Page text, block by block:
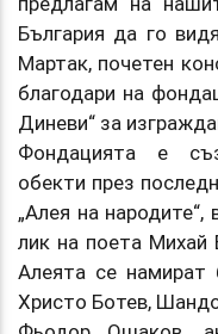
България да го
Мартак, почетен
благодари на
Диневи“ за
Фондацията е
обекти през
„Алея на
лик на поета
Алеята се намират
Христо Ботев,